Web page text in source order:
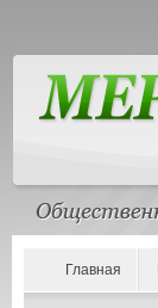
Главная